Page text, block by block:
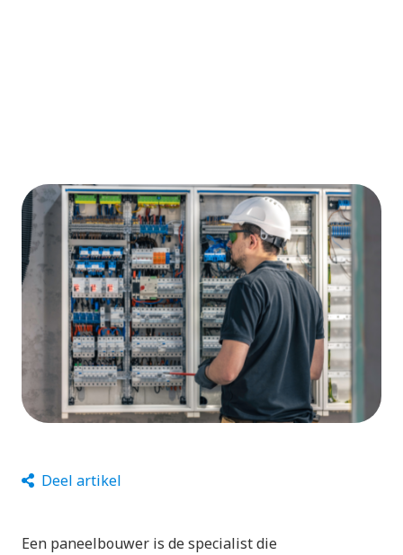
Deel artikel
Een paneelbouwer is de specialist die